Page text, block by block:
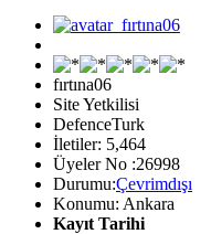
fırtına06
Site Yetkilisi
DefenceTurk
İletiler: 5,464
Üyeler No :26998
Durumu:Çevrimdışı
Konumu: Ankara
Kayıt Tarihi